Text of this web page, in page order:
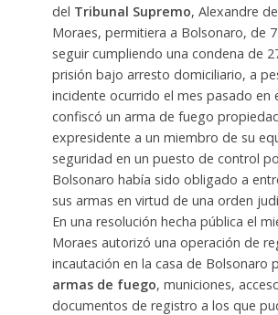
del Tribunal Supremo, Alexandre de
Moraes, permitiera a Bolsonaro, de
seguir cumpliendo una condena de
prisión bajo arresto domiciliario, a
incidente ocurrido el mes pasado en
confiscó un arma de fuego
expresidente a un miembro de su
seguridad en un puesto de control
Bolsonaro había sido obligado a
sus armas en virtud de una orden
En una resolución hecha pública el
Moraes autorizó una operación de
incautación en la casa de Bolsonaro
armas de fuego, municiones,
documentos de registro a los que